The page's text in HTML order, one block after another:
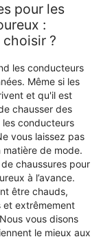
pour les
:
?
les conducteurs
Même si les
et qu'il est
chausser des
les conducteurs
vous laissez pas
matière de mode.
chaussures pour
à l’avance.
être chauds,
et extrêmement
vous disons
le mieux aux